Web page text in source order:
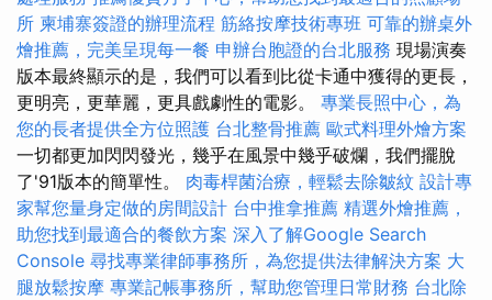
所 柬埔寨簽證的辦理流程 筋絡按摩技術專班 可靠的辦桌外
燴推薦，完美呈現每一餐 申辦台胞證的台北服務 現場演奏
版本最終顯示的是，我們可以看到比從卡通中獲得的更長，
更明亮，更華麗，更具戲劇性的電影。 專業長照中心，為
您的長者提供全方位照護 台北整骨推薦 歐式料理外燴方案
一切都更加閃閃發光，幾乎在風景中幾乎破爛，我們擺脫
了'91版本的簡單性。 肉毒桿菌治療，輕鬆去除皺紋 設計專
家幫您量身定做的房間設計 台中推拿推薦 精選外燴推薦，
助您找到最適合的餐飲方案 深入了解Google Search
Console 尋找專業律師事務所，為您提供法律解決方案 大
腿放鬆按摩 專業記帳事務所，幫助您管理日常財務 台北除